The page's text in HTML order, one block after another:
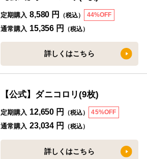
定期購入 8,580 円 （税込） 44%OFF
通常購入 15,356 円 （税込）
詳しくはこちら
【公式】ダニコロリ(9枚)
定期購入 12,650 円 （税込） 45%OFF
通常購入 23,034 円 （税込）
詳しくはこちら